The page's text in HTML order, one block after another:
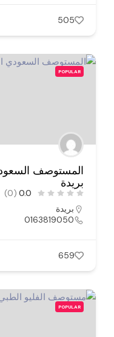
505
POPULAR
المستوصف
بريدة
0.0
(0)
بريدة
0163819050
659
POPULAR